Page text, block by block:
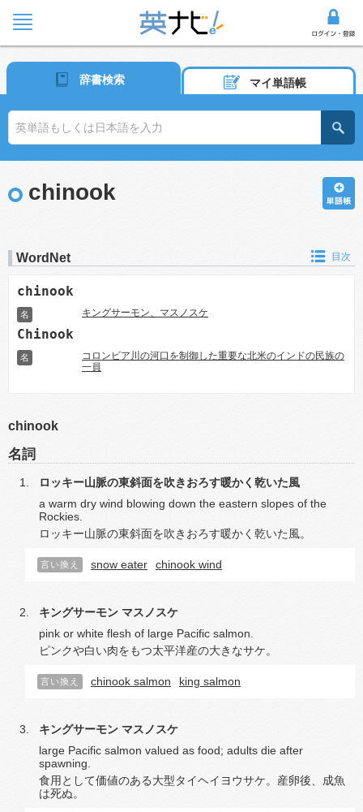
辞書検索 マイ単語帳
chinook
WordNet 目次
chinook
名 キングサーモン、マスノスケ
Chinook
名
コロンビア川の河口を制御した重要な北米のインドの民族の
一員
chinook
名詞
ロッキー山脈の東斜面を吹きおろす暖かく乾いた風
a warm dry wind blowing down the eastern slopes of the
Rockies.
ロッキー山脈の東斜面を吹きおろす暖かく乾いた風。
言い換え snow eater chinook wind
キングサーモン マスノスケ
pink or white flesh of large Pacific salmon.
ピンクや白い肉をもつ太平洋産の大きなサケ。
言い換え chinook salmon king salmon
キングサーモン マスノスケ
large Pacific salmon valued as food; adults die after
spawning.
食用として価値のある大型タイヘイヨウサケ。産卵後、成魚
は死ぬ。